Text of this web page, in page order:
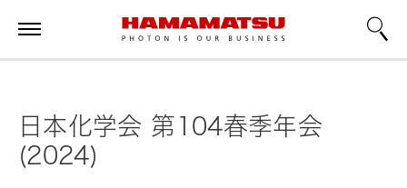
日本化学会 第104春季年会
(2024)